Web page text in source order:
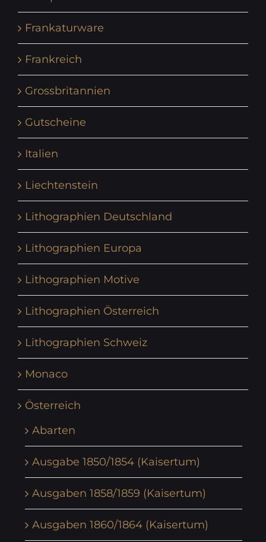
Frankaturware
Frankreich
Grossbritannien
Gutscheine
Italien
Liechtenstein
Lithographien Deutschland
Lithographien Europa
Lithographien Motive
Lithographien Österreich
Lithographien Schweiz
Monaco
Österreich
Abarten
Ausgabe 1850/1854 (Kaisertum)
Ausgaben 1858/1859 (Kaisertum)
Ausgaben 1860/1864 (Kaisertum)